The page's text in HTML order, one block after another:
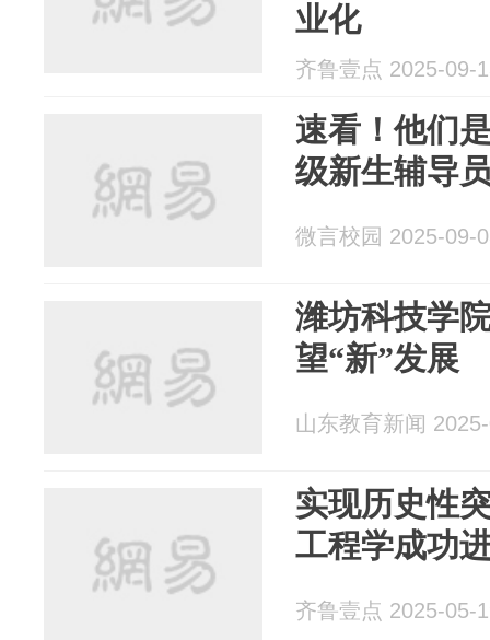
业化
齐鲁壹点 2025-09-
速看！他们
级新生辅导
微言校园 2025-09-
潍坊科技学
望“新”发展
山东教育新闻
实现历史性
工程学成功
齐鲁壹点 2025-05-